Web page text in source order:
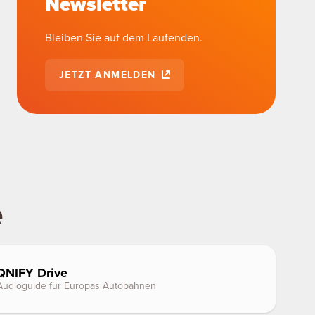
Bleiben Sie auf dem Laufenden.
JETZT ANMELDEN
Drive
für Europas Autobahnen